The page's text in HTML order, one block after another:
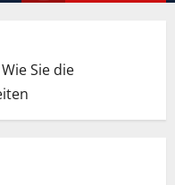
Sie die